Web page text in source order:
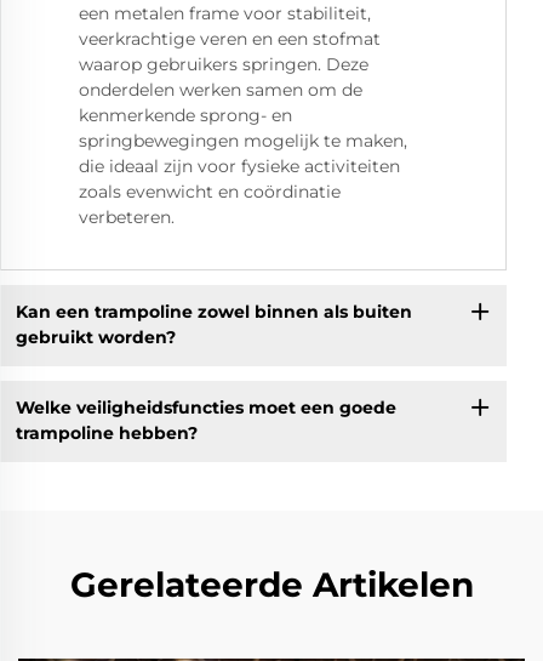
een metalen frame voor stabiliteit,
veerkrachtige veren en een stofmat
waarop gebruikers springen. Deze
onderdelen werken samen om de
kenmerkende sprong- en
springbewegingen mogelijk te maken,
die ideaal zijn voor fysieke activiteiten
zoals evenwicht en coördinatie
verbeteren.
Kan een trampoline zowel binnen als buiten
gebruikt worden?
Welke veiligheidsfuncties moet een goede
trampoline hebben?
Gerelateerde Artikelen